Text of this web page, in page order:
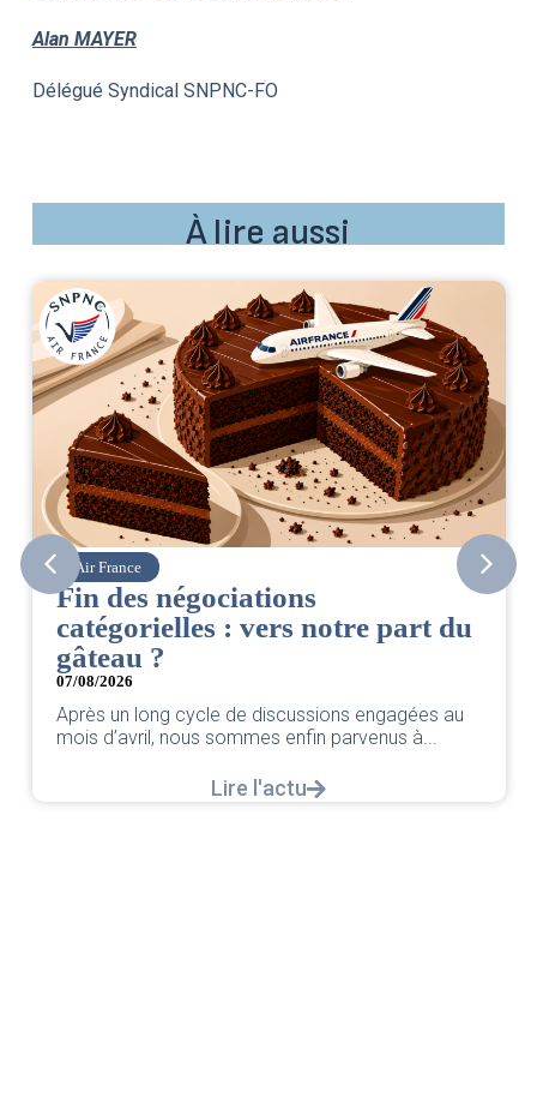
Alan MAYER
Délégué Syndical SNPNC-FO
À lire aussi
Corsair
CSE. Juillet 2026
06/08/2026|ACCÈS RESTREINT
Retrouvez le compte rendu du CSE de juillet 2026
par votre équipe SNPNC-FO Corsair. ...
Lire l'actu